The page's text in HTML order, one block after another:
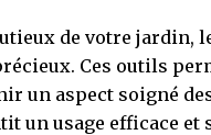
de votre jardin,
Ces outils
un aspect soigné
un usage efficace et